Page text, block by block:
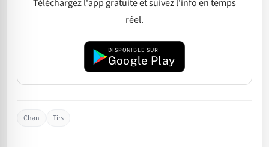
Téléchargez l'app gratuite et suivez l'info en temps
réel.
DISPONIBLE SUR
Google Play
Chan Tirs